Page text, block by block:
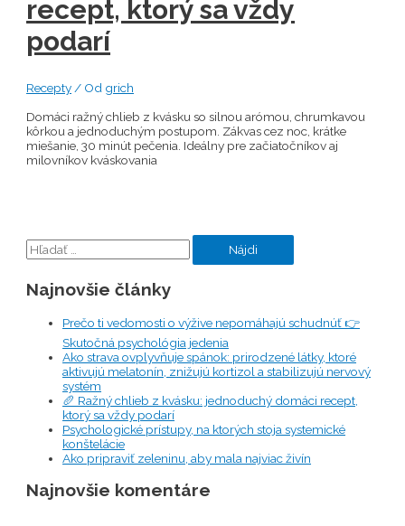
recept, ktorý sa vždy
podarí
Recepty/ Od grich
Domáci ražný chlieb z kvásku so silnou arómou, chrumkavou
kôrkou a jednoduchým postupom. Zákvas cez noc, krátke
miešanie, 30 minút pečenia. Ideálny pre začiatočníkov aj
milovníkov kváskovania
Hľadať:
Najnovšie články
Prečo ti vedomosti o výžive nepomáhajú schudnúť 👉
Skutočná psychológia jedenia
Ako strava ovplyvňuje spánok: prirodzené látky, ktoré
aktivujú melatonín, znižujú kortizol a stabilizujú nervový
systém
🥖 Ražný chlieb z kvásku: jednoduchý domáci recept,
ktorý sa vždy podarí
Psychologické prístupy, na ktorých stoja systemické
konštelácie
Ako pripraviť zeleninu, aby mala najviac živín
Najnovšie komentáre